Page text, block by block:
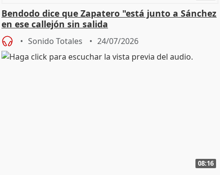
Bendodo dice que Zapatero "está junto a Sánchez
en ese callejón sin salida
Sonido Totales 24/07/2026
08:16